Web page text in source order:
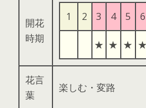
開花
時期
1 2 3 4 5 6
★ ★ ★ ★
花言
葉
楽しむ・変路